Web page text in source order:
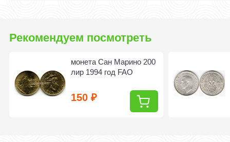
Рекомендуем посмотреть
монета Сан Марино 200
лир 1994 год FAO
150₽